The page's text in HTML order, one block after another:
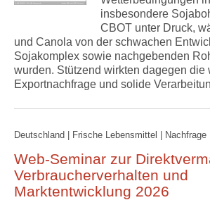
insbesondere
CBOT unter Druck,
und Canola von der schwachen
Sojakomplex sowie nachgebenden
wurden. Stützend wirkten dagegen die
Exportnachfrage und solide
Deutschland | Frische Lebensmittel | Nachfrage
Web-Seminar zur
Verbraucherverhalten und
Marktentwicklung 2026